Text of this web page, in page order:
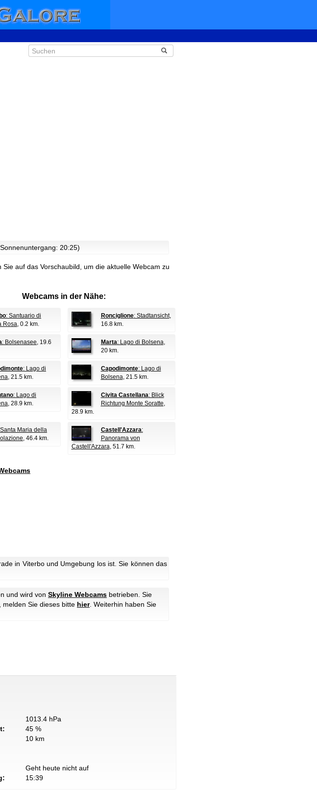
20:25)
Sie auf das Vorschaubild, um die aktuelle Webcam zu
Webcams in der Nähe:
: Santuario di
Rosa, 0.2 km.
Ronciglione: Stadtansicht,
16.8 km.
: Bolsenasee, 19.6
Marta: Lago di Bolsena,
20 km.
: Lago di
, 21.5 km.
Capodimonte: Lago di
Bolsena, 21.5 km.
: Lago di
, 28.9 km.
Civita Castellana: Blick
Richtung Monte Soratte,
28.9 km.
Maria della
, 46.4 km.
Castell'Azzara:
Panorama von
Castell'Azzara, 51.7 km.
in Viterbo und Umgebung los ist. Sie können das
und wird von Skyline Webcams betrieben. Sie
melden Sie dieses bitte hier. Weiterhin haben Sie
1013.4 hPa
45 %
10 km
Geht heute nicht auf
15:39